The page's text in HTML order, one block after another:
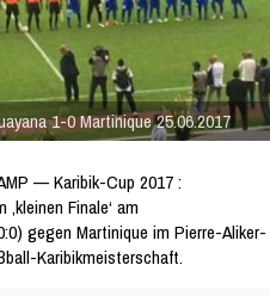
1-0 Martinique 25.06.2017
— Karibik-Cup 2017 :
Finale‘ am
gegen Martinique im Pierre-Aliker-
Karibikmeisterschaft.